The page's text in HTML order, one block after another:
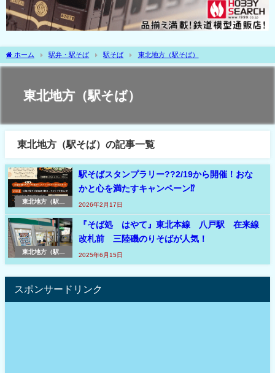
ホーム 駅弁・駅そば 駅そば 東北地方（駅そば）
東北地方（駅そば）
東北地方（駅そば）の記事一覧
東北地方（駅そ
駅そばスタンプラリー??2/19から開催！おな
かと心を満たすキャンペーン⁉
2026年2月17日
東北地方（駅そ
『そば処 はやて』東北本線 八戸駅 在来線
改札前 三陸磯のりそばが人気！
2025年6月15日
スポンサードリンク